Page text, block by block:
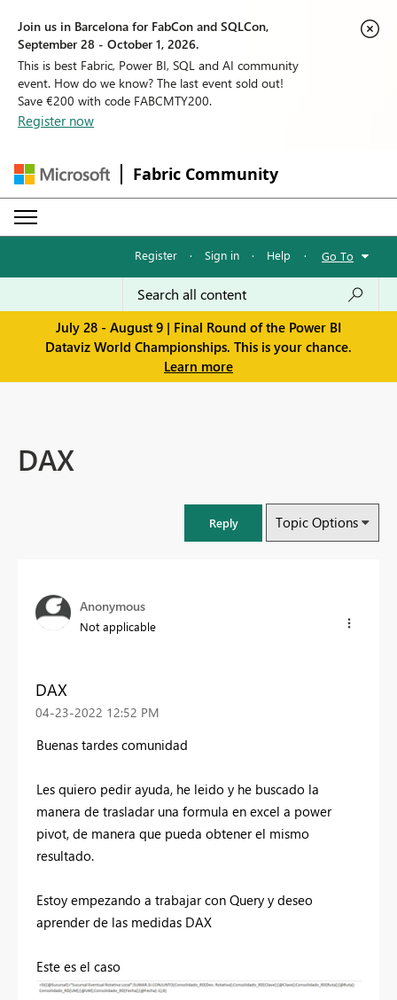
Join us in Barcelona for FabCon and SQLCon,
September 28 - October 1, 2026.
This is best Fabric, Power BI, SQL and AI community
event. How do we know? The last event sold out!
Save €200 with code FABCMTY200.
Register now
Fabric Community
Register · Sign in · Help · Go To
July 28 - August 9 | Final Round of the Power BI
Dataviz World Championships. This is your chance.
Learn more
DAX
Reply Topic Options
Anonymous
Not applicable
DAX
‎04-23-2022 12:52 PM
Buenas tardes comunidad
Les quiero pedir ayuda, he leido y he buscado la
manera de trasladar una formula en excel a power
pivot, de manera que pueda obtener el mismo
resultado.
Estoy empezando a trabajar con Query y deseo
aprender de las medidas DAX
Este es el caso